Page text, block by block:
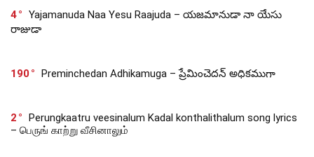
4
Yajamanuda Naa Yesu Raajuda – యజమానుడా నా యేసు
రాజుడా
190 Preminchedan Adhikamuga – ప్రేమించెదన్ అధికముగా
2
Perungkaatru veesinalum Kadal konthalithalum song lyrics
– பெருங் காற்று வீசினாலும்